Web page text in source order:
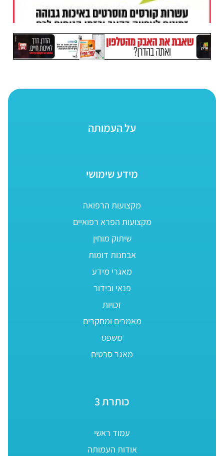
על העמותה
מידע שימושי
מקצועות הרפואה
מקצועות הפרא רפואיים
שיתוק מוחין
אבחנות דומות
מאגרי מידע
פנאי ובידור
זכויות
מאמרים ומחקרים
משפט
מאגר סרטים
כותרת 3
עמוד ראשי
אודות העמותה